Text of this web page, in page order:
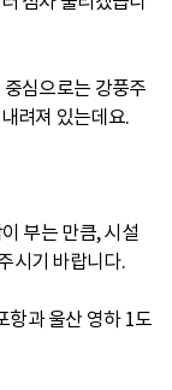
심으로는 강풍주
려져 있는데요.
부는 만큼, 시설
시기 바랍니다.
항과 울산 영하 1도